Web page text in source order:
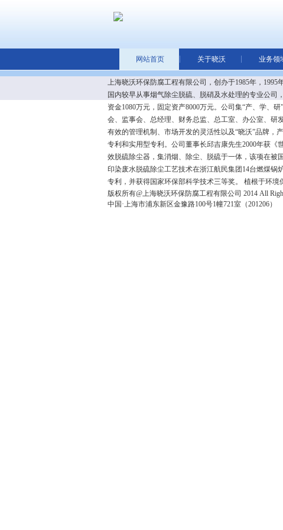
网站首页 关于晓沃 业务领
上海晓沃环保防腐工程有限公司，创办于1985年，1995
国内较早从事烟气除尘脱硫、脱硝及水处理的专业公司
资金1080万元，固定资产8000万元。公司集“产、学、
会、监事会、总经理、财务总监、总工室、办公室、研
有效的管理机制、市场开发的灵活性以及“晓沃”品牌，
专利和实用型专利。公司董事长邱吉康先生2000年获
效脱硫除尘器，集消烟、除尘、脱硫于一体，该项在被
印染废水脱硫除尘工艺技术在浙江航民集团14台燃煤
专利，并获得国家环保部科学技术三等奖。 植根于环境
版权所有@上海晓沃环保防腐工程有限公司 2014 All
中国·上海市浦东新区金豫路100号1幢721室（201206）